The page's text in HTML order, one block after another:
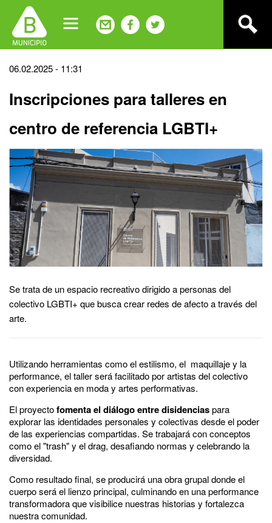
navigation
Back
top
06.02.2025 - 11:31
Inscripciones para talleres en
centro de referencia LGBTI+
Se trata de un espacio recreativo dirigido a personas del
colectivo LGBTI+ que busca crear redes de afecto a través del
arte.
Utilizando herramientas como el estilismo, el maquillaje y la
performance, el taller será facilitado por artistas del colectivo
con experiencia en moda y artes performativas.
El proyectofomenta el diálogo entre disidenciaspara
explorar las identidades personales y colectivas desde el poder
de las experiencias compartidas. Se trabajará con conceptos
como el "trash" y el drag, desafiando normas y celebrando la
diversidad.
Como resultado final, se producirá una obra grupal donde el
cuerpo será el lienzo principal, culminando en una performance
transformadora que visibilice nuestras historias y fortalezca
nuestra comunidad.